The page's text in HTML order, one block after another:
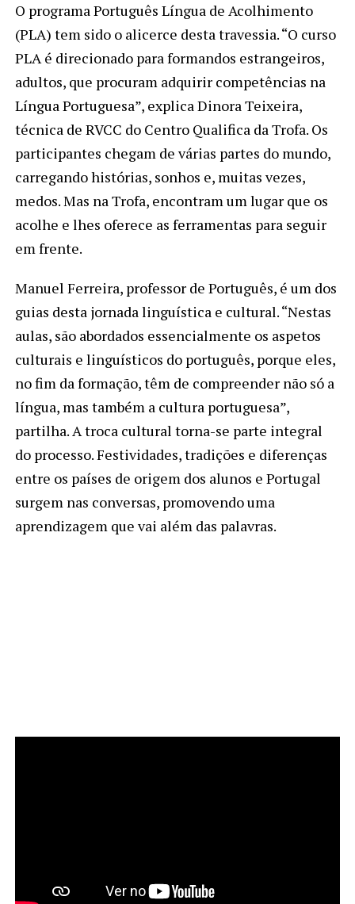
O programa Português Língua de Acolhimento
(PLA) tem sido o alicerce desta travessia. “O curso
PLA é direcionado para formandos estrangeiros,
adultos, que procuram adquirir competências na
Língua Portuguesa”, explica Dinora Teixeira,
técnica de RVCC do Centro Qualifica da Trofa. Os
participantes chegam de várias partes do mundo,
carregando histórias, sonhos e, muitas vezes,
medos. Mas na Trofa, encontram um lugar que os
acolhe e lhes oferece as ferramentas para seguir
em frente.
Manuel Ferreira, professor de Português, é um dos
guias desta jornada linguística e cultural. “Nestas
aulas, são abordados essencialmente os aspetos
culturais e linguísticos do português, porque eles,
no fim da formação, têm de compreender não só a
língua, mas também a cultura portuguesa”,
partilha. A troca cultural torna-se parte integral
do processo. Festividades, tradições e diferenças
entre os países de origem dos alunos e Portugal
surgem nas conversas, promovendo uma
aprendizagem que vai além das palavras.